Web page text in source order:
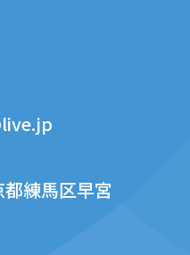
練馬区早宮